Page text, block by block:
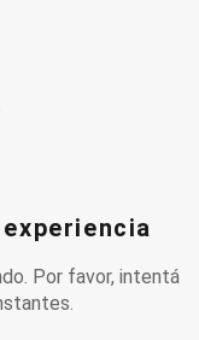
Por favor, intentá